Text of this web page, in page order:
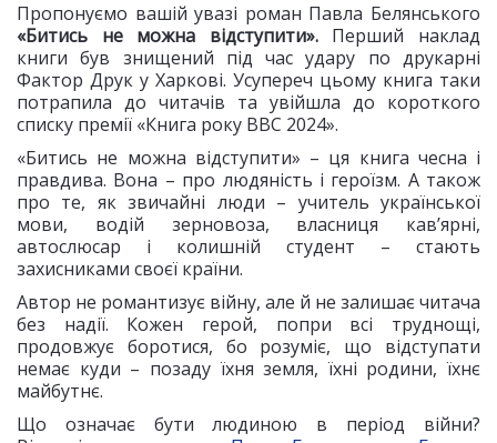
Пропонуємо вашій увазі роман Павла Белянського
«Битись не можна відступити».Перший наклад
книги був знищений під час удару по друкарні
Фактор Друк у Харкові. Усупереч цьому книга таки
потрапила до читачів та увійшла до короткого
списку премії «Книга року ВВС 2024».
«Битись не можна відступити» – ця книга чесна і
правдива. Вона – про людяність і героїзм. А також
про те, як звичайні люди – учитель української
мови, водій зерновоза, власниця кав’ярні,
автослюсар і колишній студент – стають
захисниками своєї країни.
Автор не романтизує війну, але й не залишає читача
без надії. Кожен герой, попри всі труднощі,
продовжує боротися, бо розуміє, що відступати
немає куди – позаду їхня земля, їхні родини, їхнє
майбутнє.
Що означає бути людиною в період війни?